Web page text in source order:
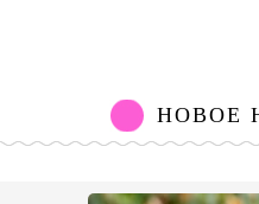
НОВОЕ